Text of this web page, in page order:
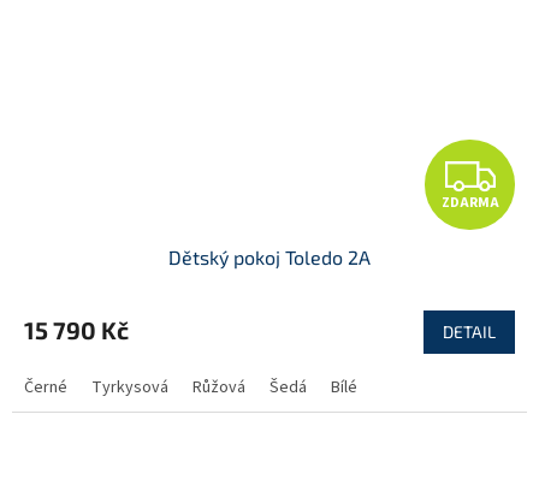
Z
D
R
A
ZDARMA
Dětský pokoj Toledo 2A
15 790 Kč DETAIL
Černé Tyrkysová Růžová Šedá Bílé